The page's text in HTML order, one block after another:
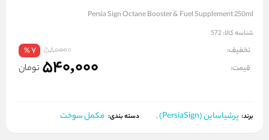
Persia Sign Octane Booster & Fuel Supplement 250ml
شناسه کالا:572
تخفیف: 580000
7
%
قیمت: 540,000 تومان
برند: پرشیاساین (PersiaSign) , دسته بندی: مکمل سوخت